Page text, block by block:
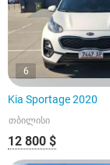
6
Kia Sportage 2020
თბილისი
12 800 $